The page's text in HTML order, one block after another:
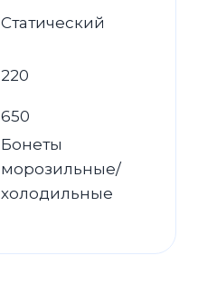
Статический
220
650
Бонеты
морозильные/
холодильные